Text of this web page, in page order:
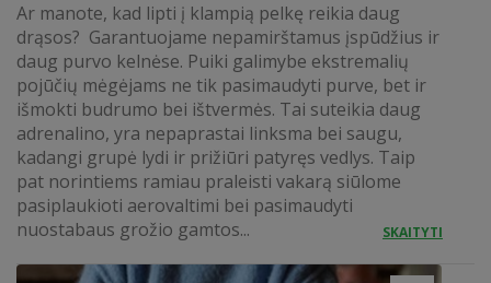
Ar manote, kad lipti į klampią pelkę reikia daug
drąsos? Garantuojame nepamirštamus įspūdžius ir
daug purvo kelnėse. Puiki galimybe ekstremalių
pojūčių mėgėjams ne tik pasimaudyti purve, bet ir
išmokti budrumo bei ištvermės. Tai suteikia daug
adrenalino, yra nepaprastai linksma bei saugu,
kadangi grupė lydi ir prižiūri patyręs vedlys. Taip
pat norintiems ramiau praleisti vakarą siūlome
pasiplaukioti aerovaltimi bei pasimaudyti
nuostabaus grožio gamtos...
SKAITYTI